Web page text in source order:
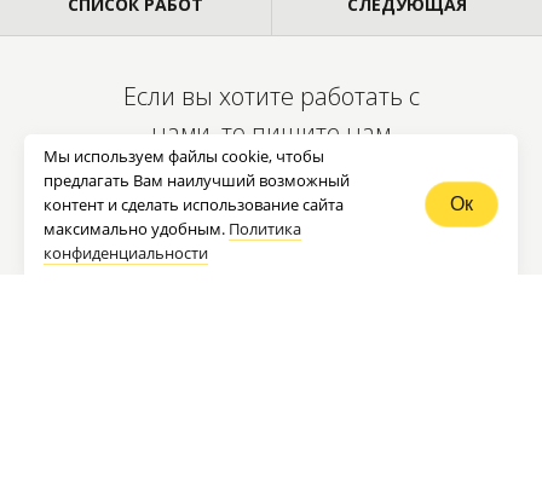
СПИСОК РАБОТ СЛЕДУЮЩАЯ
Если вы хотите работать с
нами, то пишите нам
contact@newsite.ru
заполнитеформу заказа услуги
Мы используем файлы cookie, чтобы
предлагать Вам наилучший возможный
контент и сделать использование сайта
максимально удобным. Политика
конфиденциальности
Ок